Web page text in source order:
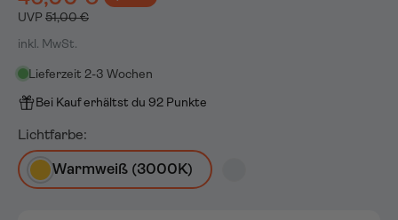
UVP 51,00 €
inkl. MwSt.
Lieferzeit 2-3 Wochen
Bei Kauf erhältst du 92 Punkte
Lichtfarbe:
Warmweiß (3000K)